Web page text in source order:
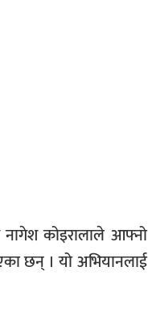
नागेश कोइरालाले आफ्नो
छन् । यो अभियानलाई